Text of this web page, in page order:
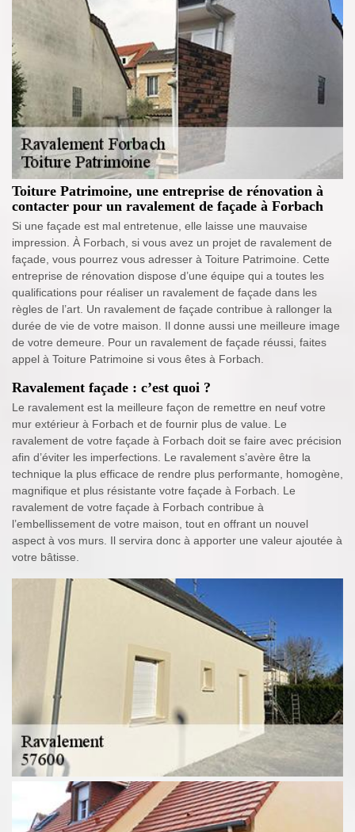
Toiture Patrimoine, une entreprise de rénovation à
contacter pour un ravalement de façade à Forbach
Si une façade est mal entretenue, elle laisse une mauvaise
impression. À Forbach, si vous avez un projet de ravalement de
façade, vous pourrez vous adresser à Toiture Patrimoine. Cette
entreprise de rénovation dispose d’une équipe qui a toutes les
qualifications pour réaliser un ravalement de façade dans les
règles de l’art. Un ravalement de façade contribue à rallonger la
durée de vie de votre maison. Il donne aussi une meilleure image
de votre demeure. Pour un ravalement de façade réussi, faites
appel à Toiture Patrimoine si vous êtes à Forbach.
Ravalement façade : c’est quoi ?
Le ravalement est la meilleure façon de remettre en neuf votre
mur extérieur à Forbach et de fournir plus de value. Le
ravalement de votre façade à Forbach doit se faire avec précision
afin d’éviter les imperfections. Le ravalement s’avère être la
technique la plus efficace de rendre plus performante, homogène,
magnifique et plus résistante votre façade à Forbach. Le
ravalement de votre façade à Forbach contribue à
l’embellissement de votre maison, tout en offrant un nouvel
aspect à vos murs. Il servira donc à apporter une valeur ajoutée à
votre bâtisse.